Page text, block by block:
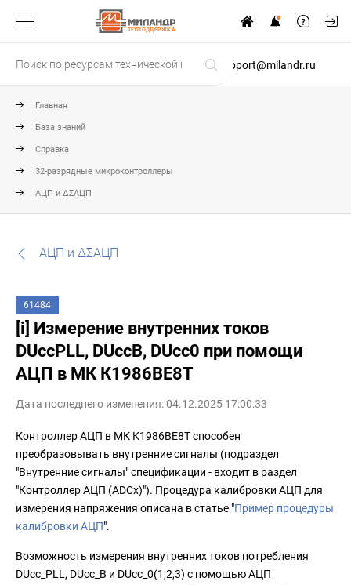
ТЕХПОДДЕРЖКА
support@milandr.ru
Главная
База знаний
Справка
32-разрядные микроконтроллеры
АЦП и ΔΣАЦП
АЦП и ΔΣАЦП
61484
[i] Измерение внутренних токов
DUccPLL, DUccB, DUcc0 при помощи
АЦП в МК К1986ВЕ8Т
Дата последнего изменения: 04.12.2025 17:00:33
Контроллер АЦП в МК К1986ВЕ8Т способен
преобразовывать внутренние сигналы (подраздел
"Внутренние сигналы" спецификации - входит в раздел
"Контроллер АЦП (ADCx)"). Процедура калибровки АЦП для
измерения напряжения описана в статье "Пример процедуры
калибровки АЦП".
Возможность измерения внутренних токов потребления
DUcc_PLL, DUcc_B и DUcc_0(1,2,3) с помощью АЦП